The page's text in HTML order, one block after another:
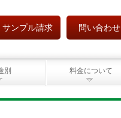
サンプル請求 問い合わせ
別 料金について